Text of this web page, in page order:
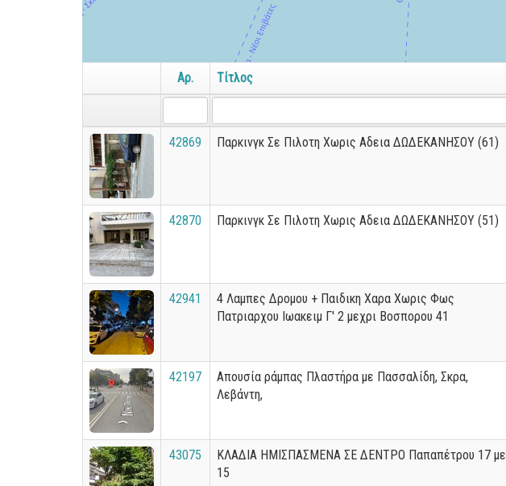
Αρ. Τίτλος
42869 Παρκινγκ Σε Πιλοτη Χωρις Αδεια ΔΩΔΕΚΑΝΗΣΟΥ (61)
42870 Παρκινγκ Σε Πιλοτη Χωρις Αδεια ΔΩΔΕΚΑΝΗΣΟΥ (51)
42941
4 Λαμπες Δρομου + Παιδικη Χαρα Χωρις Φως
Πατριαρχου Ιωακειμ Γ' 2 μεχρι Βοσπορου 41
42197
Απουσία ράμπας Πλαστήρα με Πασσαλίδη, Σκρα,
Λεβάντη,
43075
ΚΛΑΔΙΑ ΗΜΙΣΠΑΣΜΕΝΑ ΣΕ ΔΕΝΤΡΟ Παπαπέτρου 17 με
15